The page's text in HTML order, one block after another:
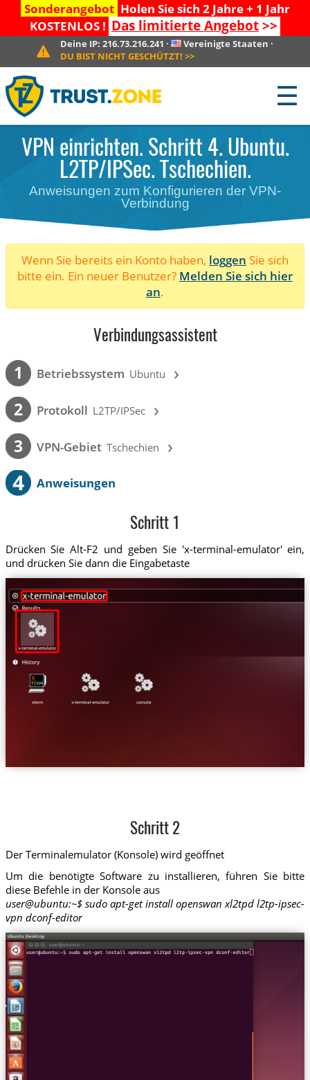
Sonderangebot Holen Sie sich 2 Jahre + 1 Jahr
KOSTENLOS ! Das limitierte Angebot>>
Deine IP: 216.73.216.241 · Vereinigte Staaten ·
DU BIST NICHT GESCHÜTZT! >>
☰
VPN einrichten. Schritt 4. Ubuntu.
L2TP/IPSec. Tschechien.
Anweisungen zum Konfigurieren der VPN-
Verbindung
Wenn Sie bereits ein Konto haben, loggen Sie sich
bitte ein. Ein neuer Benutzer? Melden Sie sich hier
an.
Verbindungsassistent
1 Betriebssystem Ubuntu ›
2 Protokoll L2TP/IPSec ›
3 VPN-Gebiet Tschechien ›
4 Anweisungen
Schritt 1
Drücken Sie Alt-F2 und geben Sie 'x-terminal-emulator' ein,
und drücken Sie dann die Eingabetaste
Schritt 2
Der Terminalemulator (Konsole) wird geöffnet
Um die benötigte Software zu installieren, führen Sie bitte
diese Befehle in der Konsole aus
user@ubuntu:~$ sudo apt-get install openswan xl2tpd l2tp-ipsec-
vpn dconf-editor